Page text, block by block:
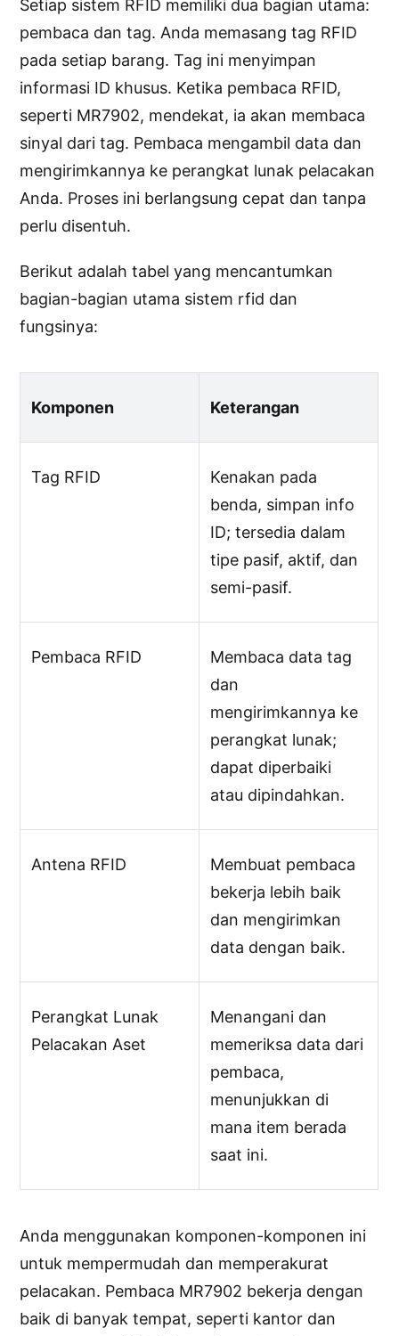
Setiap sistem RFID memiliki dua bagian utama:
pembaca dan tag. Anda memasang tag RFID
pada setiap barang. Tag ini menyimpan
informasi ID khusus. Ketika pembaca RFID,
seperti MR7902, mendekat, ia akan membaca
sinyal dari tag. Pembaca mengambil data dan
mengirimkannya ke perangkat lunak pelacakan
Anda. Proses ini berlangsung cepat dan tanpa
perlu disentuh.
Berikut adalah tabel yang mencantumkan
bagian-bagian utama sistem rfid dan
fungsinya:
Komponen Keterangan
Tag RFID
Kenakan pada
benda, simpan info
ID; tersedia dalam
tipe pasif, aktif, dan
semi-pasif.
Pembaca RFID
Membaca data tag
dan
mengirimkannya ke
perangkat lunak;
dapat diperbaiki
atau dipindahkan.
Antena RFID
Membuat pembaca
bekerja lebih baik
dan mengirimkan
data dengan baik.
Perangkat Lunak
Pelacakan Aset
Menangani dan
memeriksa data dari
pembaca,
menunjukkan di
mana item berada
saat ini.
Anda menggunakan komponen-komponen ini
untuk mempermudah dan memperakurat
pelacakan. Pembaca MR7902 bekerja dengan
baik di banyak tempat, seperti kantor dan